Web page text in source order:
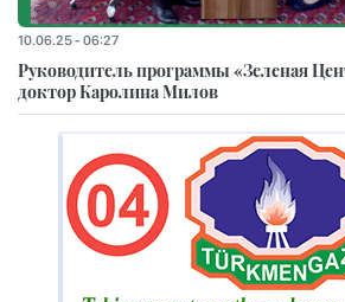
10.06.25 - 06:27
Руководитель программы «Зеленая
доктор Каролина Милов